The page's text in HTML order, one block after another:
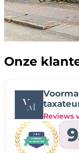
Onze